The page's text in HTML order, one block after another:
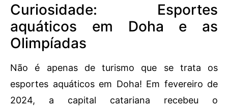
Curiosidade: Esportes
aquáticos em Doha e as
Olimpíadas
Não é apenas de turismo que se trata os
esportes aquáticos em Doha! Em fevereiro de
2024, a capital catariana recebeu o